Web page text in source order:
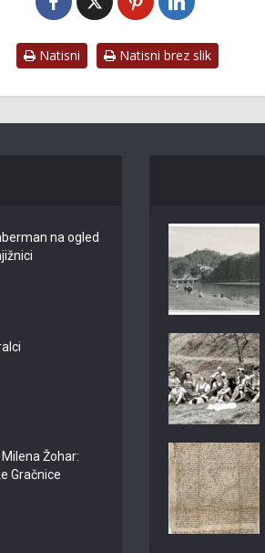
Natisni Natisni brez slik
na ogled
Žohar:
Gračnice